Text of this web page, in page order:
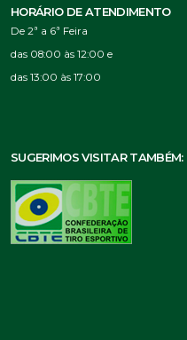
HORÁRIO DE ATENDIMENTO
De 2ª a 6ª Feira
das 08:00 às 12:00 e
das 13:00 às 17:00
SUGERIMOS VISITAR TAMBÉM: